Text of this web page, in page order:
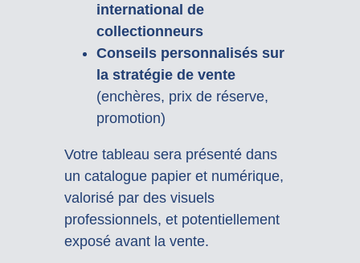
international de
collectionneurs
Conseils personnalisés sur
la stratégie de vente
(enchères, prix de réserve,
promotion)
Votre tableau sera présenté dans
un catalogue papier et numérique,
valorisé par des visuels
professionnels, et potentiellement
exposé avant la vente.